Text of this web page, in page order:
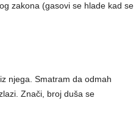
zakona (gasovi se hlade kad se
njega. Smatram da odmah
Znači, broj duša se